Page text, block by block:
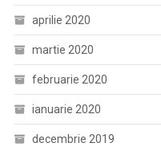
aprilie 2020
martie 2020
februarie 2020
ianuarie 2020
decembrie 2019